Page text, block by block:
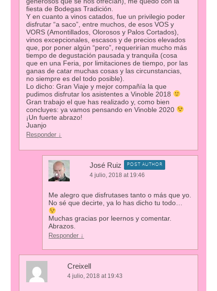
fiesta de Bodegas Tradición.
Y en cuanto a vinos catados, fue un privilegio poder
disfrutar “a saco”, entre muchos, de esos VOS y
VORS (Amontillados, Olorosos y Palos Cortados),
vinos excepcionales, escasos y de precios elevados
que, por poner algún “pero”, requerirían mucho más
tiempo de degustación pausada y tranquila (cosa
que en una Feria, por limitaciones de tiempo, por las
ganas de catar muchas cosas y las circunstancias,
no siempre es del todo posible).
Lo dicho: Gran Viaje y mejor compañía la que
pudimos disfrutar los asistentes a Vinoble 2018
Gran trabajo el que has realizado y, como bien
concluyes: ya vamos pensando en Vinoble 2020
¡Un fuerte abrazo!
Juanjo
Responder ↓
José Ruiz POST AUTHOR
4 julio, 2018 at 19:46
Me alegro que disfrutases tanto o más que yo.
No sé que decirte, ya lo has dicho tu todo…
Muchas gracias por leernos y comentar.
Abrazos.
Responder ↓
Creixell
4 julio, 2018 at 19:43